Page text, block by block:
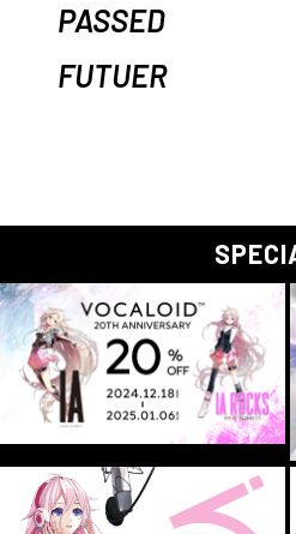
PASSED
FUTUER